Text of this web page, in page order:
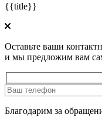
{{title}}
Оставьте ваши
и мы предложим вам
Благодарим за